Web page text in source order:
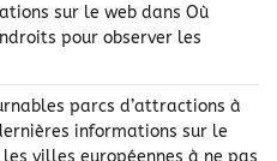
sur le web dans Où
pour observer les
parcs d’attractions à
informations sur le
villes européennes à ne pas